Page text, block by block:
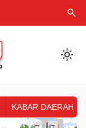
search
light_mode
KABAR DAERAH